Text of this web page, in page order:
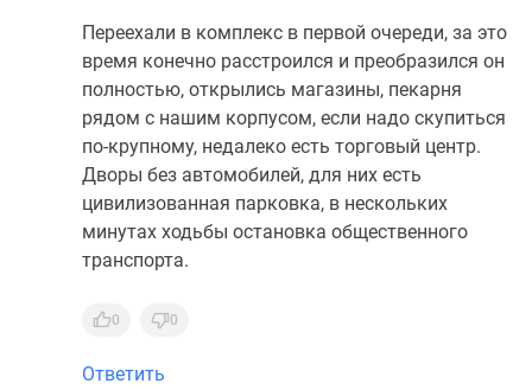
Переехали в комплекс в первой очереди, за это
время конечно расстроился и преобразился он
полностью, открылись магазины, пекарня
рядом с нашим корпусом, если надо скупиться
по-крупному, недалеко есть торговый центр.
Дворы без автомобилей, для них есть
цивилизованная парковка, в нескольких
минутах ходьбы остановка общественного
транспорта.
0 0
Ответить